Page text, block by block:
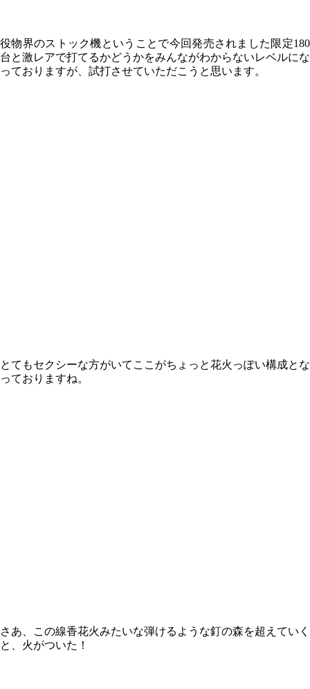
役物界のストック機ということで今回発売されました限定180
台と激レアで打てるかどうかをみんながわからないレベルにな
っておりますが、試打させていただこうと思います。
とてもセクシーな方がいてここがちょっと花火っぽい構成とな
っておりますね。
さあ、この線香花火みたいな弾けるような釘の森を超えていく
と、火がついた！